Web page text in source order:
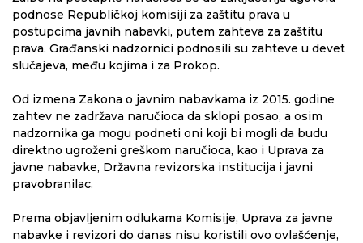
podnose Republičkoj komisiji za zaštitu prava u
postupcima javnih nabavki, putem zahteva za zaštitu
prava. Građanski nadzornici podnosili su zahteve u devet
slučajeva, među kojima i za Prokop.
Od izmena Zakona o javnim nabavkama iz 2015. godine
zahtev ne zadržava naručioca da sklopi posao, a osim
nadzornika ga mogu podneti oni koji bi mogli da budu
direktno ugroženi greškom naručioca, kao i Uprava za
javne nabavke, Državna revizorska institucija i javni
pravobranilac.
Prema objavljenim odlukama Komisije, Uprava za javne
nabavke i revizori do danas nisu koristili ovo ovlašćenje,